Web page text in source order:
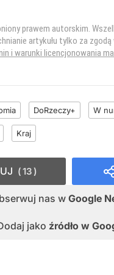
prawem autorskim.
artykułu tylko za
i warunki licencjonowania
DoRzeczy+ W
Kraj
nas w Google
jako źródło w
13